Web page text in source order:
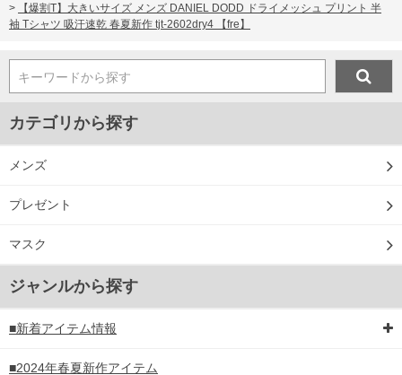
DETAIL
>
【爆割T】大きいサイズ メンズ DANIEL DODD ドライメッシュ プリント 半
袖 Tシャツ 吸汗速乾 春夏新作 tjt-2602dry4 【fre】
キーワードから探す
カテゴリから探す
メンズ
プレゼント
マスク
ジャンルから探す
■新着アイテム情報
■2024年春夏新作アイテム